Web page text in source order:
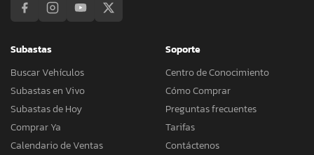
Subastas
Buscar Vehículos
Subastas en Vivo
Subastas de Hoy
Comprar Ya
Calendario de Ventas
Soporte
Centro de Conocimiento
Cómo Comprar
Preguntas frecuentes
Tarifas
Contáctenos